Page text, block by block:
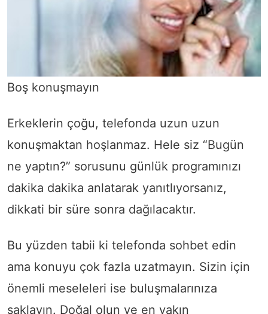
Boş konuşmayın
Erkeklerin çoğu, telefonda uzun uzun
konuşmaktan hoşlanmaz. Hele siz “Bugün
ne yaptın?” sorusunu günlük programınızı
dakika dakika anlatarak yanıtlıyorsanız,
dikkati bir süre sonra dağılacaktır.
Bu yüzden tabii ki telefonda sohbet edin
ama konuyu çok fazla uzatmayın. Sizin için
önemli meseleleri ise buluşmalarınıza
saklayın. Doğal olun ve en yakın